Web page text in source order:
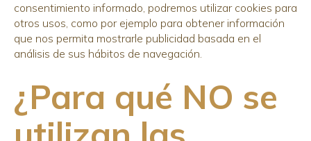
consentimiento informado, podremos utilizar cookies para
otros usos, como por ejemplo para obtener información
que nos permita mostrarle publicidad basada en el
análisis de sus hábitos de navegación.
¿Para qué NO se